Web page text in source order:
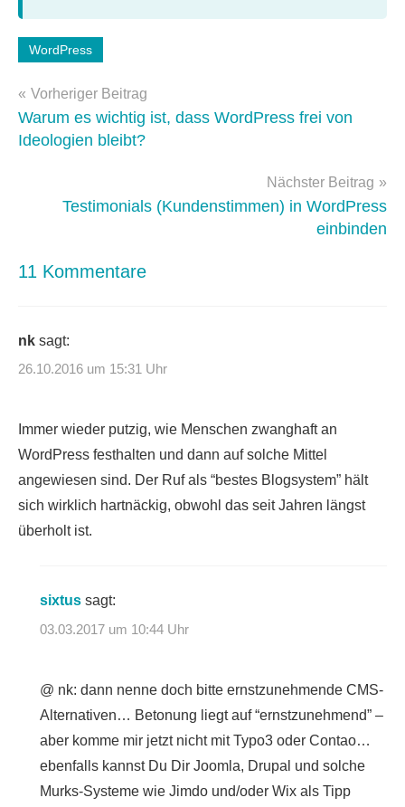
Schlagwörter:
Plugins,
WordPress-
Tipps
WordPress
Beitragsnavigation
Vorheriger Beitrag
Warum es wichtig ist, dass WordPress frei von
Ideologien bleibt?
Nächster Beitrag
Testimonials (Kundenstimmen) in WordPress
einbinden
11 Kommentare
nk sagt:
26.10.2016 um 15:31 Uhr
Immer wieder putzig, wie Menschen zwanghaft an
WordPress festhalten und dann auf solche Mittel
angewiesen sind. Der Ruf als “bestes Blogsystem” hält
sich wirklich hartnäckig, obwohl das seit Jahren längst
überholt ist.
sixtus sagt:
03.03.2017 um 10:44 Uhr
@ nk: dann nenne doch bitte ernstzunehmende CMS-
Alternativen… Betonung liegt auf “ernstzunehmend” –
aber komme mir jetzt nicht mit Typo3 oder Contao…
ebenfalls kannst Du Dir Joomla, Drupal und solche
Murks-Systeme wie Jimdo und/oder Wix als Tipp